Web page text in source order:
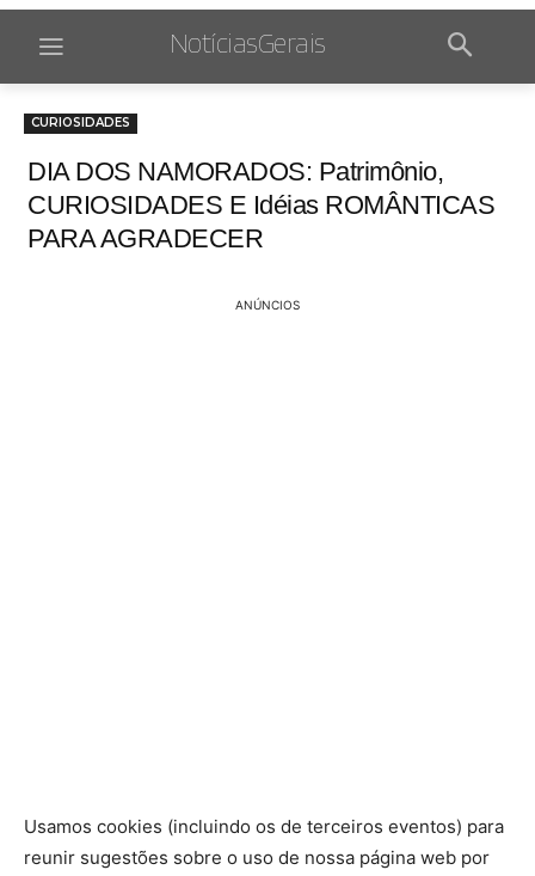
NotíciasGerais
CURIOSIDADES
DIA DOS NAMORADOS: Patrimônio,
CURIOSIDADES E Idéias ROMÂNTICAS
PARA AGRADECER
ANÚNCIOS
Usamos cookies (incluindo os de terceiros eventos) para
reunir sugestões sobre o uso de nossa página web por